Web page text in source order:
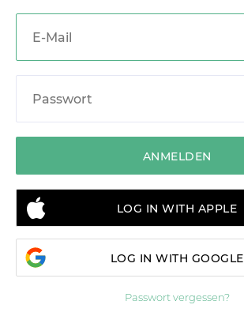
LOG IN WITH APPLE
LOG IN WITH GOOGLE
Passwort vergessen?